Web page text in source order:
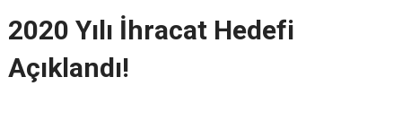
2020 Yılı İhracat Hedefi
Açıklandı!